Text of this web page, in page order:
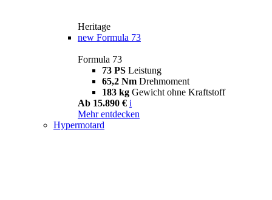
Heritage
new Formula 73
Formula 73
73 PS Leistung
65,2 Nm Drehmoment
183 kg Gewicht ohne Kraftstoff
Ab 15.890 € i
Mehr entdecken
Hypermotard